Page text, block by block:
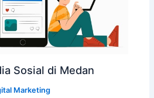
Sosial di Medan
Marketing